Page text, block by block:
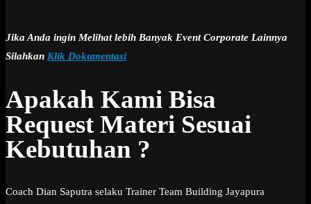
Jika Anda ingin Melihat lebih Banyak Event Corporate Lainnya
Silahkan Klik Dokumentasi
Apakah Kami Bisa
Request Materi Sesuai
Kebutuhan ?
Coach Dian Saputra selaku Trainer Team Building Jayapura